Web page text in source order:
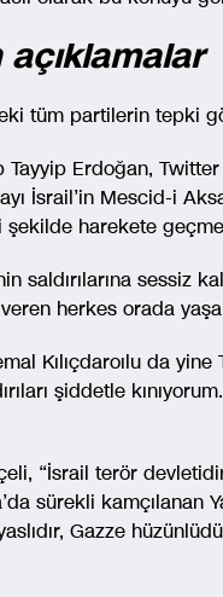
tüm partilerin tepki
Tayyip Erdoğan,
İsrail’in Mescid-i
şekilde harekete
saldırılarına sessiz
herkes orada
Kılıçdaroılu da
şiddetle
“İsrail terör
sürekli
Gazze